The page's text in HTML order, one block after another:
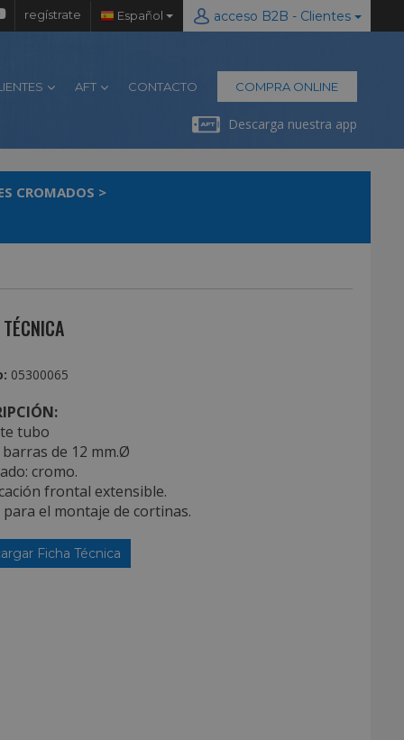
regístrate Español acceso B2B - Clientes
AFT CONTACTO COMPRA ONLINE
Descarga nuestra app
CROMADOS >
05300065
tubo
de 12 mm.Ø
cromo.
frontal extensible.
para el montaje de cortinas.
Ficha Técnica